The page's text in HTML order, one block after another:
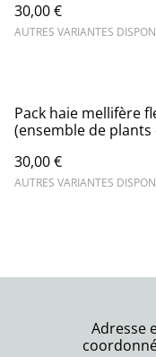
espèces différentes)
30,00 €
AUTRES VARIANTES
Pack haie mellifère
(ensemble de plants
différentes)
30,00 €
AUTRES VARIANTES
Adresse